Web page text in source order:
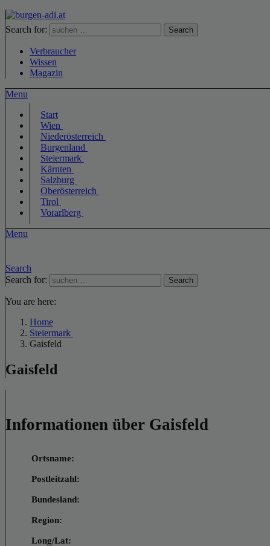
Search for: Search
Verbraucher
Wissen
Magazin
Menu
Start
Wien
Niederösterreich
Burgenland
Steiermark
Kärnten
Salzburg
Oberösterreich
Tirol
Vorarlberg
Menu
Search
Search for:
Search
You are here:
Home
Steiermark
Gaisfeld
Gaisfeld
Informationen über Gaisfeld
Ortsname:
Postleitzahl:
Bundesland:
Region:
Long/Lat: